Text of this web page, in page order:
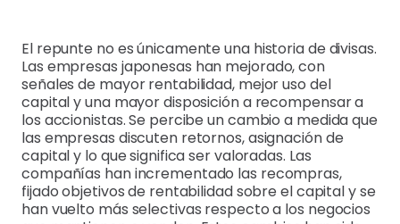
El repunte no es únicamente una historia de divisas.
Las empresas japonesas han mejorado, con
señales de mayor rentabilidad, mejor uso del
capital y una mayor disposición a recompensar a
los accionistas. Se percibe un cambio a medida que
las empresas discuten retornos, asignación de
capital y lo que significa ser valoradas. Las
compañías han incrementado las recompras,
fijado objetivos de rentabilidad sobre el capital y se
han vuelto más selectivas respecto a los negocios